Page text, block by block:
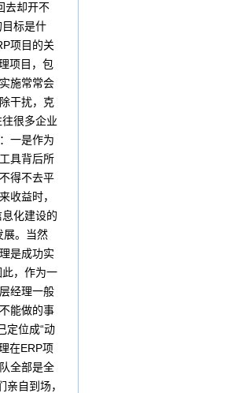
去却开不
标是什
项目的关
项目，包
施常常会
干扰，克
很多企业
一是作为
具背后所
得不去平
收益时，
化建设的
展。当然
是成功实
，作为一
经理一般
能做的事
定位成“动
在ERP项
全部是全
自到场，